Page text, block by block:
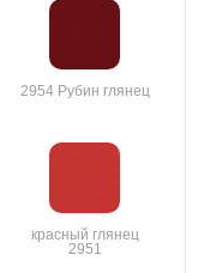
2954 Рубин глянец
красный глянец
2951